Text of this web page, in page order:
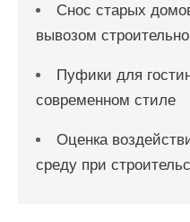
Снос старых
вывозом
Пуфики для
современном стиле
Оценка
среду при